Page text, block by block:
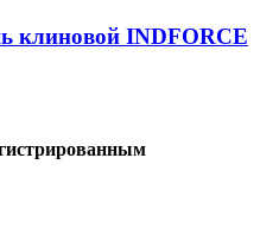
клиновой INDFORCE